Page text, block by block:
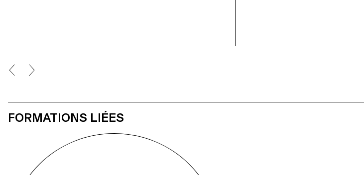
FORMATIONS LIÉES